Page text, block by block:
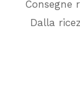
Consegne
Dalla